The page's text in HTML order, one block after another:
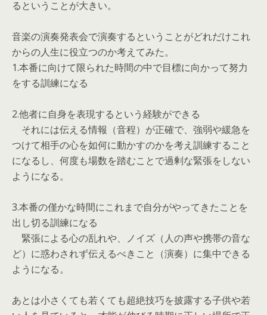
るということが大きい。
音楽の演奏発表会で演奏するということがどれだけこれ
からの人生に役立つのか考えてみた。
1.本番に向けて限られた時間の中で目標に向かって努力
をする訓練になる
2.他者に自身を表現するという経験ができる
それには伝える情報（音程）が正確で、強弱や緩急を
つけて相手の心を如何に動かすのかを考え訓練すること
になるし、何度も場数を踏むことで過剰な緊張をしない
ようになる。
3.本番の僅かな時間にこれまで自分がやってきたことを
出し切る訓練になる
緊張による心の乱れや、ノイズ（人の声や携帯の音な
ど）に惑わされず伝えるべきこと（演奏）に集中できる
ようになる。
あとは小さくても若くても超絶技巧を披露する子供や若